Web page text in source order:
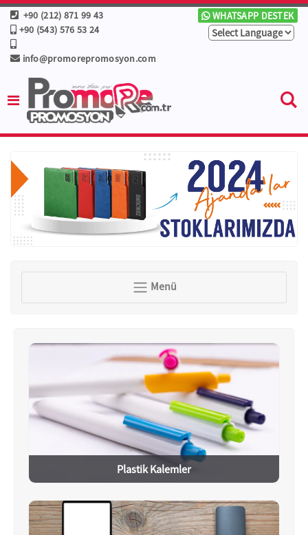
+90 (212) 871 99 43
+90 (543) 576 53 24
info@promorepromosyon.com
WHATSAPP DESTEK
Menü
Plastik Kalemler